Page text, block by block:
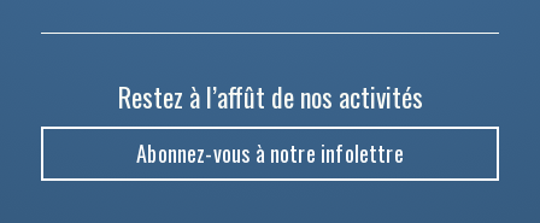
Restez à l’affût de nos activités
Abonnez-vous à notre infolettre